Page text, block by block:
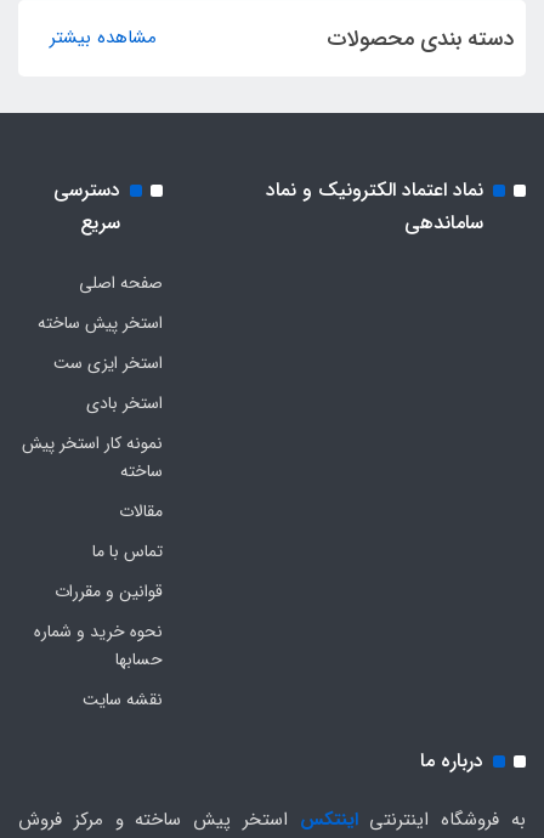
دسته بندی محصولات مشاهده بیشتر
نماد اعتماد الکترونیک و نماد
ساماندهی
دسترسی
سریع
صفحه اصلی
استخر پیش ساخته
استخر ایزی ست
استخر بادی
نمونه کار استخر پیش
ساخته
مقالات
تماس با ما
قوانین و مقررات
نحوه خرید و شماره
حسابها
نقشه سایت
درباره ما
به فروشگاه اینترنتیاینتکس استخر پیش ساخته و مرکز فروش